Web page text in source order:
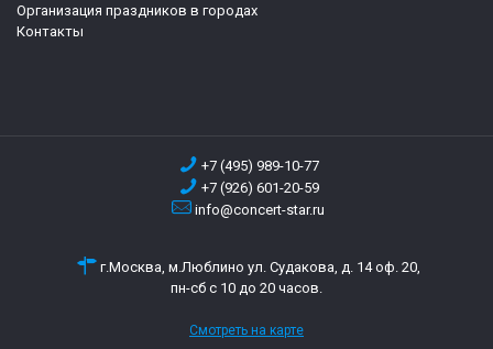
Организация праздников в городах
Контакты
+7 (495) 989-10-77
+7 (926) 601-20-59
info@concert-star.ru
г.Москва, м.Люблино ул. Судакова, д. 14 оф. 20,
пн-сб с 10 до 20 часов.
Смотреть на карте